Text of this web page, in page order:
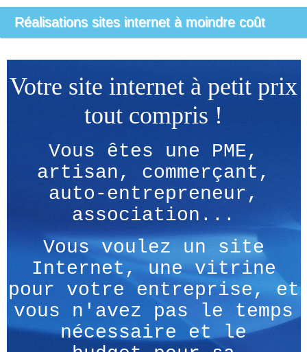
Réalisations sites internet à moindre coût
Votre site internet à petit prix
tout compris !
Vous êtes une PME,
artisan, commerçant,
auto-entrepreneur,
association...
Vous voulez un site
Internet, une vitrine
pour votre entreprise, et
vous n'avez pas le temps
nécessaire et le